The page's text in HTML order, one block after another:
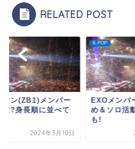
RELATED POST
ワン(ZB1)メンバー
は?身長順に並べて
2024年3月10日
K-POP
EXOメンバ
め＆ソロ活
も!